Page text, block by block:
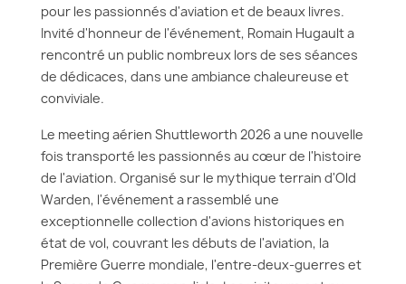
pour les passionnés d'aviation et de beaux livres.
Invité d'honneur de l'événement, Romain Hugault a
rencontré un public nombreux lors de ses séances
de dédicaces, dans une ambiance chaleureuse et
conviviale.
Le meeting aérien Shuttleworth 2026 a une nouvelle
fois transporté les passionnés au cœur de l'histoire
de l'aviation. Organisé sur le mythique terrain d'Old
Warden, l'événement a rassemblé une
exceptionnelle collection d'avions historiques en
état de vol, couvrant les débuts de l'aviation, la
Première Guerre mondiale, l'entre-deux-guerres et